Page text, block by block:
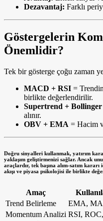
Dezavantaj: Farklı
Göstergelerin
Önemlidir?
Tek bir gösterge çoğu zaman
MACD + RSI = Trendin
birlikte değerlendirilir.
Supertrend +
alınır.
OBV + EMA = Hacim
Doğru sinyalleri kullanmak, yatırım
yaklaşım geliştirmenizi sağlar. Ancak
araçlardır, tek başına alım-satım
akışı ve piyasa psikolojisi ile birlikte
Amaç
Trend Belirleme
EMA,
Momentum Analizi RSI,